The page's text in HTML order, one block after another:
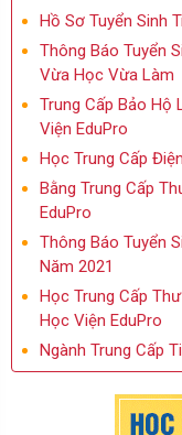
Hồ Sơ Tuyển Sinh
Thông Báo Tuyển
Vừa Học Vừa Làm
Trung Cấp Bảo Hộ
Viện EduPro
Học Trung Cấp
Bằng Trung Cấp
EduPro
Thông Báo Tuyển
Năm 2021
Học Trung Cấp
Học Viện EduPro
Ngành Trung Cấp